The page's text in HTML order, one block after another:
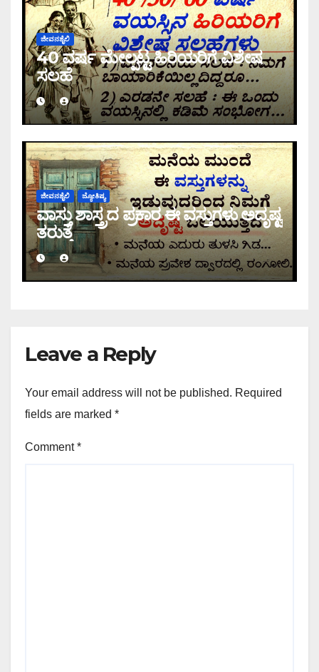
ಜೀವನಶೈಲಿ
40 ವರ್ಷ ಮೇಲ್ಪಟ್ಟ ಹಿರಿಯರಿಗೆ ವಿಶೇಷ
ಸಲಹೆ
ಜೀವನಶೈಲಿ ಜ್ಯೋತಿಷ್ಯ
ವಾಸ್ತು ಶಾಸ್ತ್ರದ ಪ್ರಕಾರ ಈ ವಸ್ತುಗಳು ಅದೃಷ್ಟ
ತರುತ್ತೆ
Leave a Reply
Your email address will not be published. Required
fields are marked *
Comment*